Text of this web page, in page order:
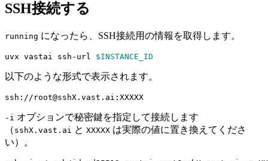
SSH接続する
running になったら、SSH接続用の情報を取得します。
uvx vastai ssh-url $INSTANCE_ID
以下のような形式で表示されます。
-i オプションで秘密鍵を指定して接続します
（ sshX.vast.ai と XXXXX は実際の値に置き換えてくださ
い）。